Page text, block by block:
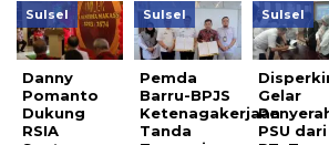
Sulsel
Danny
Pomanto
Dukung
RSIA
Sulsel
Pemda
Barru-BPJS
Ketenagakerjaan
Tanda
Sulsel
Gelar
PSU dari